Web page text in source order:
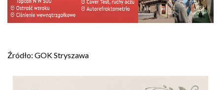
Źródło: GOK Stryszawa